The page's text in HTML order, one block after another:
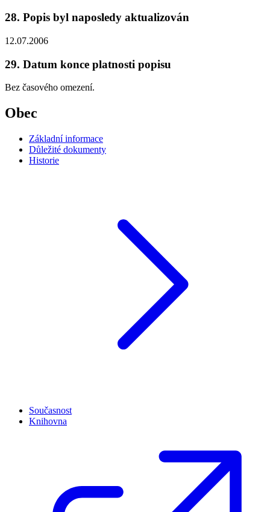
28. Popis byl naposledy aktualizován
12.07.2006
29. Datum konce platnosti popisu
Bez časového omezení.
Obec
Základní informace
Důležité dokumenty
Historie
Současnost
Knihovna